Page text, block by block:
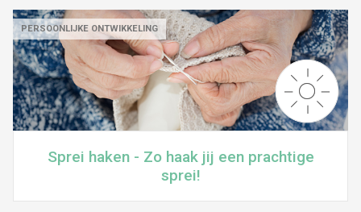
PERSOONLIJKE ONTWIKKELING
Sprei haken - Zo haak jij een prachtige
sprei!